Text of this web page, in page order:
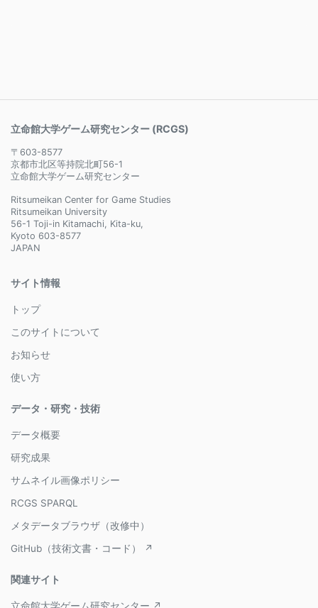
立命館大学ゲーム研究センター (RCGS)
〒603-8577
京都市北区等持院北町56-1
立命館大学ゲーム研究センター
Ritsumeikan Center for Game Studies
Ritsumeikan University
56-1 Toji-in Kitamachi, Kita-ku,
Kyoto 603-8577
JAPAN
サイト情報
トップ
このサイトについて
お知らせ
使い方
データ・研究・技術
データ概要
研究成果
サムネイル画像ポリシー
RCGS SPARQL
メタデータブラウザ（改修中）
GitHub（技術文書・コード） ↗
関連サイト